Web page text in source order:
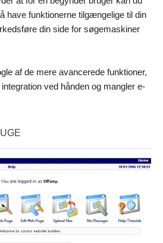
have funktionerne tilgængelige til din
din side for søgemaskiner
af de mere avancerede funktioner,
ved hånden og mangler e-